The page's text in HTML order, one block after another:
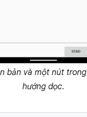
bản và một nút trong
hướng dọc.